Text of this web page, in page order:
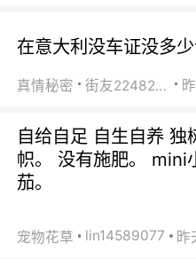
在意大利没车证没多
真情秘密 街友22482465
自给自足 自生自养 独
帜。 没有施肥。 mini
茄。
宠物花草 lin14589077 昨